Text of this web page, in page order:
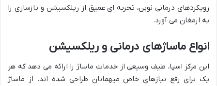
رویکردهای درمانی نوین، تجربه ای عمیق از ریلکسیشن و بازسازی را
به ارمغان می آورد.
انواع ماساژهای درمانی و ریلکسیشن
این مرکز اسپا، طیف وسیعی از خدمات ماساژ را ارائه می دهد که هر
یک برای رفع نیازهای خاص میهمانان طراحی شده اند. از ماساژ